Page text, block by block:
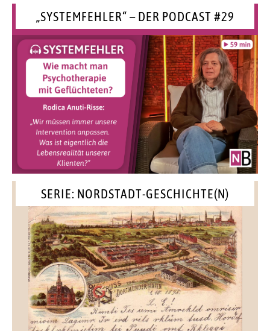
„SYSTEMFEHLER“ – DER PODCAST #29
SERIE: NORDSTADT-GESCHICHTE(N)